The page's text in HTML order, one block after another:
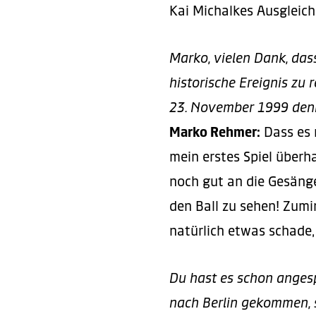
Kai Michalkes
Marko, vielen Dank,
historische Ereignis zu
23. November 1999
Marko Rehmer: Dass
mein erstes Spiel
noch gut an die
den Ball zu sehen!
natürlich etwas
Du hast es schon
nach Berlin